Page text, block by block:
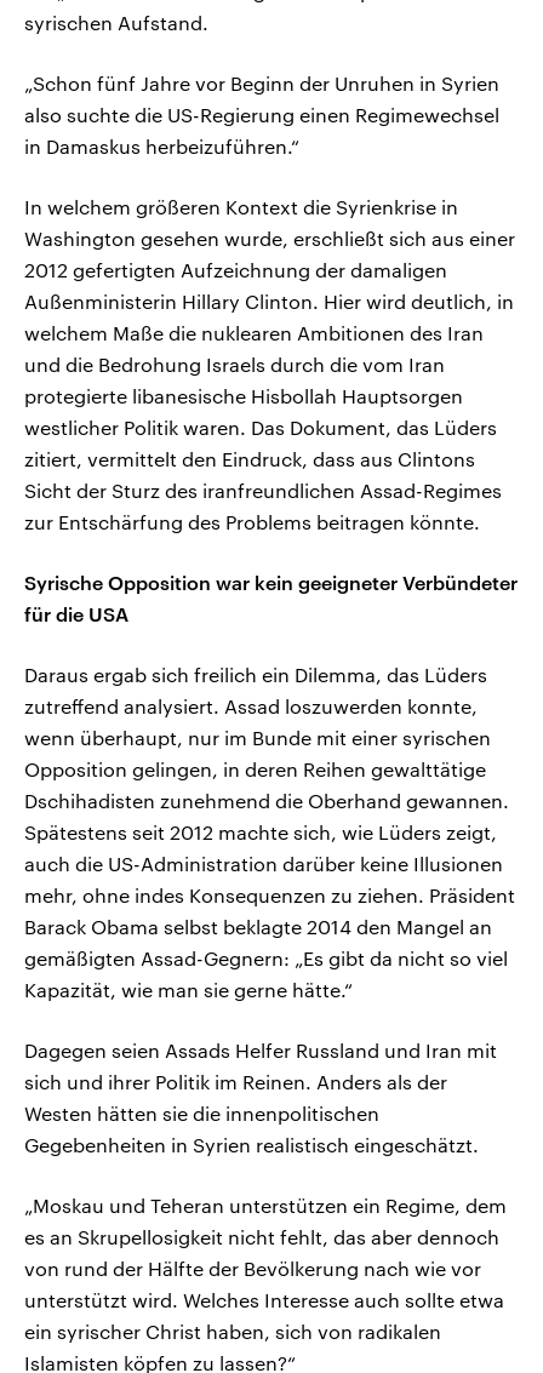
syrischen Aufstand.
„Schon fünf Jahre vor Beginn der Unruhen in Syrien
also suchte die US-Regierung einen Regimewechsel
in Damaskus herbeizuführen.“
In welchem größeren Kontext die Syrienkrise in
Washington gesehen wurde, erschließt sich aus einer
2012 gefertigten Aufzeichnung der damaligen
Außenministerin Hillary Clinton. Hier wird deutlich, in
welchem Maße die nuklearen Ambitionen des Iran
und die Bedrohung Israels durch die vom Iran
protegierte libanesische Hisbollah Hauptsorgen
westlicher Politik waren. Das Dokument, das Lüders
zitiert, vermittelt den Eindruck, dass aus Clintons
Sicht der Sturz des iranfreundlichen Assad-Regimes
zur Entschärfung des Problems beitragen könnte.
Syrische Opposition war kein geeigneter Verbündeter
für die USA
Daraus ergab sich freilich ein Dilemma, das Lüders
zutreffend analysiert. Assad loszuwerden konnte,
wenn überhaupt, nur im Bunde mit einer syrischen
Opposition gelingen, in deren Reihen gewalttätige
Dschihadisten zunehmend die Oberhand gewannen.
Spätestens seit 2012 machte sich, wie Lüders zeigt,
auch die US-Administration darüber keine Illusionen
mehr, ohne indes Konsequenzen zu ziehen. Präsident
Barack Obama selbst beklagte 2014 den Mangel an
gemäßigten Assad-Gegnern: „Es gibt da nicht so viel
Kapazität, wie man sie gerne hätte.“
Dagegen seien Assads Helfer Russland und Iran mit
sich und ihrer Politik im Reinen. Anders als der
Westen hätten sie die innenpolitischen
Gegebenheiten in Syrien realistisch eingeschätzt.
„Moskau und Teheran unterstützen ein Regime, dem
es an Skrupellosigkeit nicht fehlt, das aber dennoch
von rund der Hälfte der Bevölkerung nach wie vor
unterstützt wird. Welches Interesse auch sollte etwa
ein syrischer Christ haben, sich von radikalen
Islamisten köpfen zu lassen?“